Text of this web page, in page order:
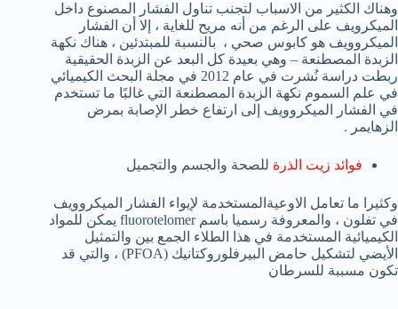
وهناك الكثير من الاسباب لتجنب تناول الفشار المصنوع داخل
الميكرويف على الرغم من أنه مريح للغاية ، إلا أن الفشار
الميكروويف هو كابوس صحي ، بالنسبة للمبتدئين ، هناك نكهة
الزبدة المصطنعة – وهي بعيدة كل البعد عن الزبدة الحقيقية
ربطت دراسة نُشرت في عام 2012 في مجلة البحث الكيميائي
في علم السموم نكهة الزبدة المصطنعة التي غالبًا ما تستخدم
في الفشار الميكروويف إلى ارتفاع خطر الإصابة بمرض
الزهايمر .
فوائد زيت الذرة للصحة والجسم والتجميل
وكثيرا ما تعامل الاوعيةالمستخدمة لإيواء الفشار الميكروويف
في تفلون ، والمعروفة رسميا باسم fluorotelomer يمكن للمواد
الكيميائية المستخدمة في هذا الطلاء الجمع بين والتمثيل
الأيضي لتشكيل حامض البيرفلوروكتانيك (PFOA) ، والتي قد
تكون مسببة للسرطان